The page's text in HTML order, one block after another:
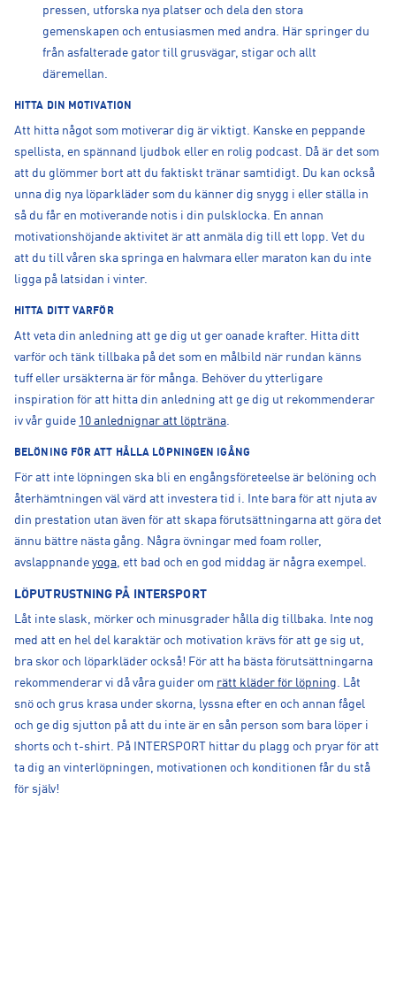
pressen, utforska nya platser och dela den stora
gemenskapen och entusiasmen med andra. Här springer du
från asfalterade gator till grusvägar, stigar och allt
däremellan.
HITTA DIN MOTIVATION
Att hitta något som motiverar dig är viktigt. Kanske en peppande
spellista, en spännand ljudbok eller en rolig podcast. Då är det som
att du glömmer bort att du faktiskt tränar samtidigt. Du kan också
unna dig nya löparkläder som du känner dig snygg i eller ställa in
så du får en motiverande notis i din pulsklocka. En annan
motivationshöjande aktivitet är att anmäla dig till ett lopp. Vet du
att du till våren ska springa en halvmara eller maraton kan du inte
ligga på latsidan i vinter.
HITTA DITT VARFÖR
Att veta din anledning att ge dig ut ger oanade krafter. Hitta ditt
varför och tänk tillbaka på det som en målbild när rundan känns
tuff eller ursäkterna är för många. Behöver du ytterligare
inspiration för att hitta din anledning att ge dig ut rekommenderar
iv vår guide 10 anlednignar att löpträna.
BELÖNING FÖR ATT HÅLLA LÖPNINGEN IGÅNG
För att inte löpningen ska bli en engångsföreteelse är belöning och
återhämtningen väl värd att investera tid i. Inte bara för att njuta av
din prestation utan även för att skapa förutsättningarna att göra det
ännu bättre nästa gång. Några övningar med foam roller,
avslappnande yoga, ett bad och en god middag är några exempel.
LÖPUTRUSTNING PÅ INTERSPORT
Låt inte slask, mörker och minusgrader hålla dig tillbaka. Inte nog
med att en hel del karaktär och motivation krävs för att ge sig ut,
bra skor och löparkläder också! För att ha bästa förutsättningarna
rekommenderar vi då våra guider om rätt kläder för löpning. Låt
snö och grus krasa under skorna, lyssna efter en och annan fågel
och ge dig sjutton på att du inte är en sån person som bara löper i
shorts och t-shirt. På INTERSPORT hittar du plagg och pryar för att
ta dig an vinterlöpningen, motivationen och konditionen får du stå
för själv!